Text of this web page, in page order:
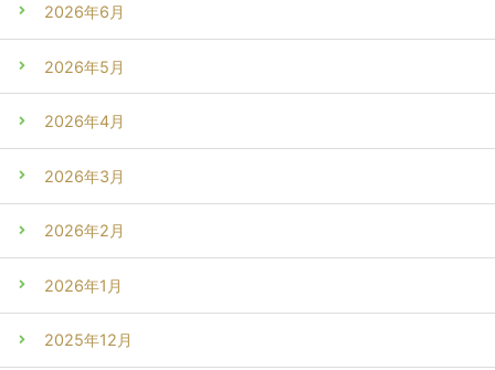
2026年6月
2026年5月
2026年4月
2026年3月
2026年2月
2026年1月
2025年12月